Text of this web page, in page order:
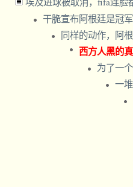
干脆宣布阿根廷是冠
同样的动作，阿
西方人黑的
为了一
一